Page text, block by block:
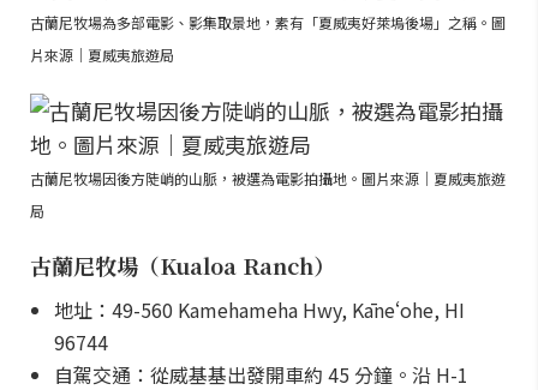
古蘭尼牧場為多部電影、影集取景地，素有「夏威夷好萊塢後場」之稱。圖
片來源｜夏威夷旅遊局
古蘭尼牧場因後方陡峭的山脈，被選為電影拍攝地。圖片來源｜夏威夷旅遊
局
古蘭尼牧場（Kualoa Ranch）
地址：49-560 Kamehameha Hwy, Kāneʻohe, HI
96744
自駕交通：從威基基出發開車約 45 分鐘。沿 H-1